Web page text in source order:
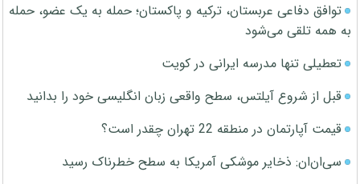
توافق دفاعی عربستان، ترکیه و پاکستان؛ حمله به یک عضو، حمله
به همه تلقی می‌شود
تعطیلی تنها مدرسه ایرانی در کویت
قبل از شروع آیلتس، سطح واقعی زبان انگلیسی خود را بدانید
قیمت آپارتمان در منطقه 22 تهران چقدر است؟
سی‌ان‌ان: ذخایر موشکی آمریکا به سطح خطرناک رسید